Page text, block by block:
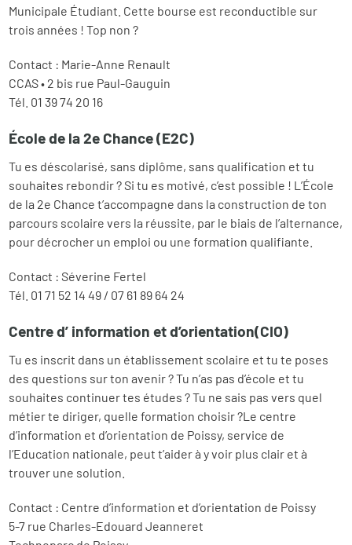
Municipale Étudiant. Cette bourse est reconductible sur
trois années ! Top non ?
Contact : Marie-Anne Renault
CCAS • 2 bis rue Paul-Gauguin
Tél. 01 39 74 20 16
École de la 2e Chance (E2C)
Tu es déscolarisé, sans diplôme, sans qualification et tu
souhaites rebondir ? Si tu es motivé, c’est possible ! L’École
de la 2e Chance t’accompagne dans la construction de ton
parcours scolaire vers la réussite, par le biais de l’alternance,
pour décrocher un emploi ou une formation qualifiante.
Contact : Séverine Fertel
Tél. 01 71 52 14 49 / 07 61 89 64 24
Centre d’ information et d’orientation(CIO)
Tu es inscrit dans un établissement scolaire et tu te poses
des questions sur ton avenir ? Tu n’as pas d’école et tu
souhaites continuer tes études ? Tu ne sais pas vers quel
métier te diriger, quelle formation choisir ?Le centre
d’information et d’orientation de Poissy, service de
l’Education nationale, peut t’aider à y voir plus clair et à
trouver une solution.
Contact : Centre d’information et d’orientation de Poissy
5-7 rue Charles-Edouard Jeanneret